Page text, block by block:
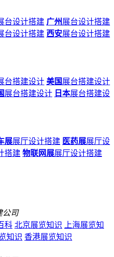
台设计搭建 广州展台设计搭建
台设计搭建 西安展台设计搭建
台搭建设计 美国 展台搭建设计
展台搭建设计 日本展台搭建设
展展厅设计搭建 医药展展厅设
搭建 物联网展展厅设计搭建
科 北京展览知识
上海展览知
知识 香港展览知识